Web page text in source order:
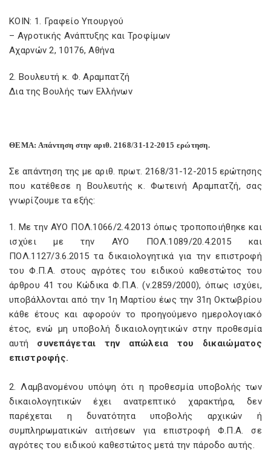
ΚΟΙΝ: 1. Γραφείο Υπουργού
– Αγροτικής Ανάπτυξης και Τροφίμων
Αχαρνών 2, 10176, Αθήνα
2. Βουλευτή κ. Φ. Αραμπατζή
Δια της Βουλής των Ελλήνων
ΘΕΜΑ: Απάντηση στην αριθ. 2168/31-12-2015 ερώτηση.
Σε απάντηση της με αριθ. πρωτ. 2168/31-12-2015 ερώτησης
που κατέθεσε η Βουλευτής κ. Φωτεινή Αραμπατζή, σας
γνωρίζουμε τα εξής:
1. Με την ΑΥΟ ΠΟΛ.1066/2.4.2013 όπως τροποποιήθηκε και
ισχύει με την ΑΥΟ ΠΟΛ.1089/20.4.2015 και
ΠΟΛ.1127/3.6.2015 τα δικαιολογητικά για την επιστροφή
του Φ.Π.Α. στους αγρότες του ειδικού καθεστώτος του
άρθρου 41 του Κώδικα Φ.Π.Α. (ν.2859/2000), όπως ισχύει,
υποβάλλονται από την 1η Μαρτίου έως την 31η Οκτωβρίου
κάθε έτους και αφορούν το προηγούμενο ημερολογιακό
έτος, ενώ μη υποβολή δικαιολογητικών στην προθεσμία
αυτή συνεπάγεται την απώλεια του δικαιώματος
επιστροφής.
2. Λαμβανομένου υπόψη ότι η προθεσμία υποβολής των
δικαιολογητικών έχει ανατρεπτικό χαρακτήρα, δεν
παρέχεται η δυνατότητα υποβολής αρχικών ή
συμπληρωματικών αιτήσεων για επιστροφή Φ.Π.Α. σε
αγρότες του ειδικού καθεστώτος μετά την πάροδο αυτής.